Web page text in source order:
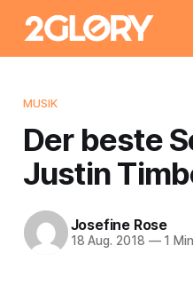
MUSIK
Der beste
Justin
Josefine Rose
18 Aug. 2018 —1